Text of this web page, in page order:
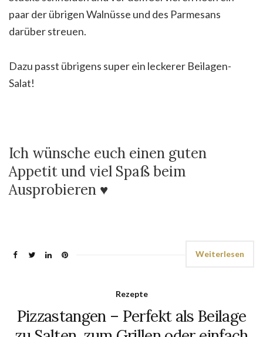
paar der übrigen Walnüsse und des Parmesans
darüber streuen.
Dazu passt übrigens super ein leckerer Beilagen-
Salat!
Ich wünsche euch einen guten
Appetit und viel Spaß beim
Ausprobieren ♥
Weiterlesen
Rezepte
Pizzastangen – Perfekt als Beilage